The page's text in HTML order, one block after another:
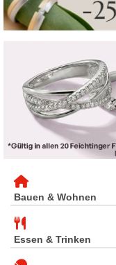
Bauen & Wohnen
Essen & Trinken